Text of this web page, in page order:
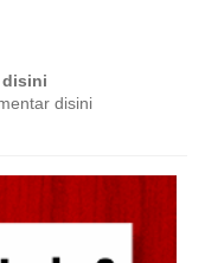
disini
disini